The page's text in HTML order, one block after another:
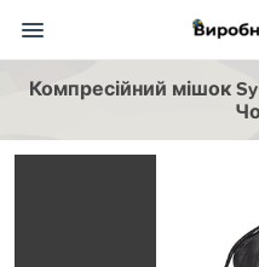
Компресійний мішок